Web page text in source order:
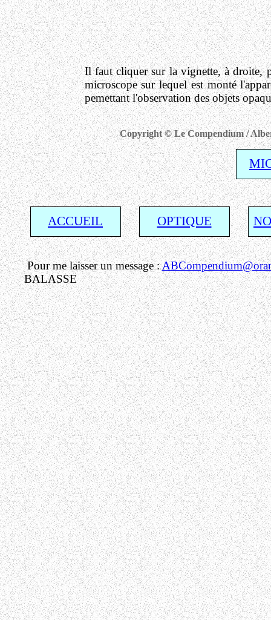
Il faut cliquer sur la vignette, à droite,
microscope sur lequel est monté
pemettant l'observation des objets
Copyright © Le Compendium /
ACCUEIL OPTIQUE
Pour me laisser un message :
BALASSE